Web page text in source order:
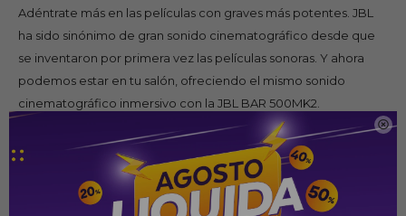

Adéntrate más en las películas con graves más potentes. JBL
ha sido sinónimo de gran sonido cinematográfico desde que
se inventaron por primera vez las películas sonoras. Y ahora
podemos estar en tu salón, ofreciendo el mismo sonido
cinematográfico inmersivo con la JBL BAR 500MK2.
Los televisores de pantalla plana te ofrecen un sonido plano.
Así que deja la pantalla a los expertos en televisión y confía tus
oídos a nosotros: los expertos en audio. Disfruta de un diálogo
nítido, efectos envolventes Dolby Atmos® y DTS Virtual:X® y